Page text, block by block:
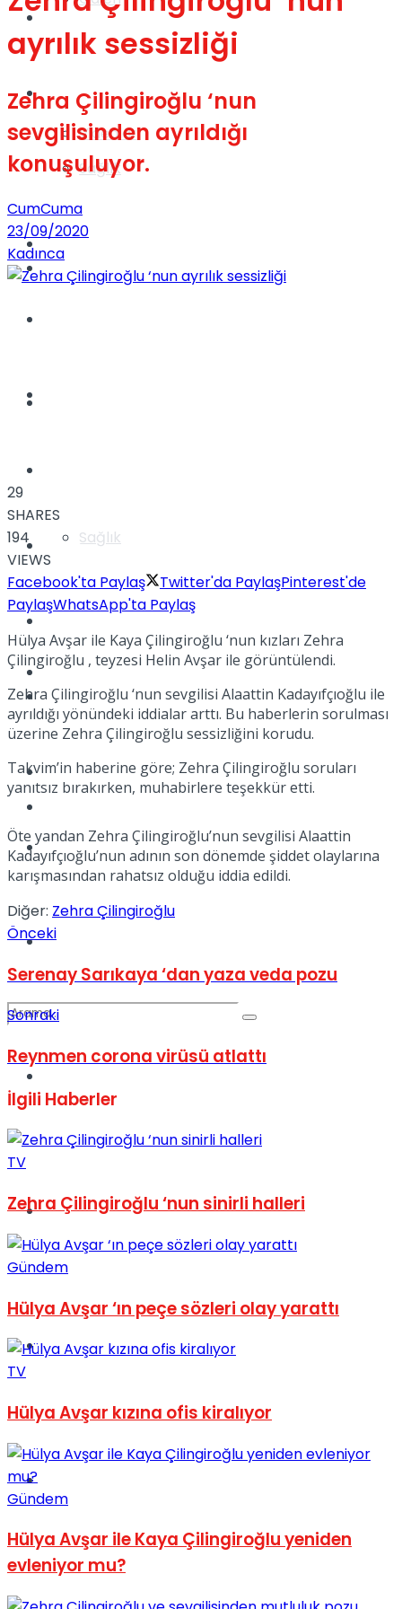
Videolar
Gündem
Sağlık
TV
Dünya
Müzik
Sinema
Gündem
Yaşam
Sağlık
TV
Müzik
Sinema
Tatil
Spor
Podcast
No Result
View All Result
ayrılık sessizliği
Zehra Çilingiroğlu ‘nun
sevgilisinden ayrıldığı
konuşuluyor.
CumCuma
23/09/2020
Kadınca
29
SHARES
194
VIEWS
Facebook'ta Paylaş
Twitter'da PaylaşPinterest'de
PaylaşWhatsApp'ta Paylaş
Hülya Avşar ile Kaya Çilingiroğlu ‘nun kızları Zehra
Çilingiroğlu , teyzesi Helin Avşar ile görüntülendi.
Zehra Çilingiroğlu ‘nun sevgilisi Alaattin Kadayıfçıoğlu ile
ayrıldığı yönündeki iddialar arttı. Bu haberlerin sorulması
üzerine Zehra Çilingiroğlu sessizliğini korudu.
Takvim’in haberine göre; Zehra Çilingiroğlu soruları
yanıtsız bırakırken, muhabirlere teşekkür etti.
Öte yandan Zehra Çilingiroğlu’nun sevgilisi Alaattin
Kadayıfçıoğlu’nun adının son dönemde şiddet olaylarına
karışmasından rahatsız olduğu iddia edildi.
Diğer: Zehra Çilingiroğlu
Önceki
Serenay Sarıkaya ‘dan yaza veda pozu
Sonraki
Reynmen corona virüsü atlattı
İlgili Haberler
TV
Zehra Çilingiroğlu ‘nun sinirli halleri
Gündem
Hülya Avşar ‘ın peçe sözleri olay yarattı
TV
Hülya Avşar kızına ofis kiralıyor
Gündem
Hülya Avşar ile Kaya Çilingiroğlu yeniden
evleniyor mu?